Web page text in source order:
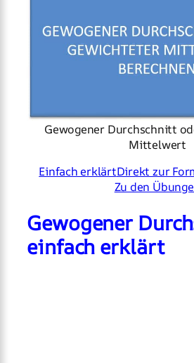
Gewogener Durchschnitt
Mittelwert
Einfach erklärtDirekt zur
Zu den
Gewogener
einfach erklärt